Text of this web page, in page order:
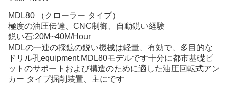
MDL80 （クローラー タイプ）
極度の油圧伝達、CNC制御、自動鋭い経験
鋭い石:20M~40M/Hour
MDLの一連の採鉱の鋭い機械は軽量、有効で、多目的な
ドリル孔equipment.MDL80モデルです十分に都市基礎ピ
ットのサポートおよび構造のために適した油圧回転式アン
カー タイプ掘削装置、主にです